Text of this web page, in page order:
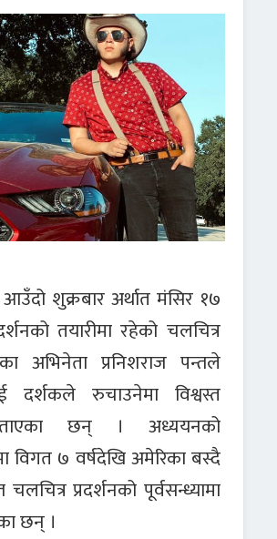
आउँदो शुक्रबार अर्थात मंसिर १७
तयारीमा रहेको चलचित्र
अभिनेता प्रनिशराज पन्तले
दर्शकले रुचाउनेमा विश्वस्त
छन् । अध्ययनको
विगत ७ वर्षदेखि अमेरिका बस्दै
प्रदर्शनको पूर्वसन्ध्यामा
छन् ।